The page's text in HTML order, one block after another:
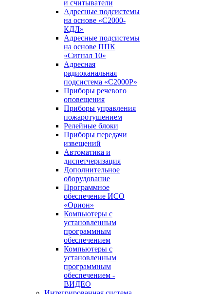
и считыватели
Адресные подсистемы
на основе «С2000-
КДЛ»
Адресные подсистемы
на основе ППК
«Сигнал 10»
Адресная
радиоканальная
подсистема «С2000Р»
Приборы речевого
оповещения
Приборы управления
пожаротушением
Релейные блоки
Приборы передачи
извещений
Автоматика и
диспетчеризация
Дополнительное
оборудование
Программное
обеспечение ИСО
«Орион»
Компьютеры с
установленным
программным
обеспечением
Компьютеры с
установленным
программным
обеспечением -
ВИДЕО